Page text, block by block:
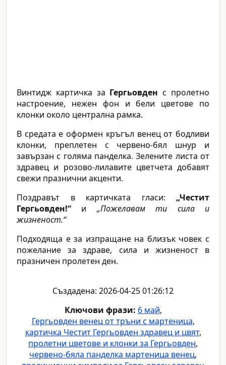
Винтидж картичка за Гергьовден с пролетно
настроение, нежен фон и бели цветове по
клонки около централна рамка.
В средата е оформен кръгъл венец от бодливи
клонки, преплетен с червено-бял шнур и
завързан с голяма панделка. Зелените листа от
здравец и розово-лилавите цветчета добавят
свежи празнични акценти.
Поздравът в картичката гласи: „Честит
Гергьовден!“ и „Пожелавам ти сила и
жизненост.“
Подходяща е за изпращане на близък човек с
пожелание за здраве, сила и жизненост в
празничен пролетен ден.
Създадена: 2026-04-25 01:26:12
Ключови фрази: 6 май,
Гергьовден венец от тръни с мартеница,
картичка Честит Гергьовден здравец и цвят,
пролетни цветове и клонки за Гергьовден,
червено-бяла панделка мартеница венец,